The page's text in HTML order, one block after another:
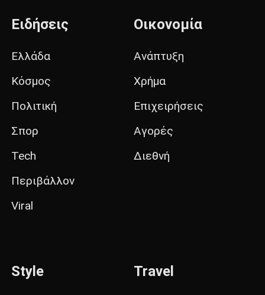
Ειδήσεις
Ελλάδα
Κόσμος
Πολιτική
Σπορ
Tech
Περιβάλλον
Viral
Οικονομία
Ανάπτυξη
Χρήμα
Επιχειρήσεις
Αγορές
Διεθνή
Style Travel